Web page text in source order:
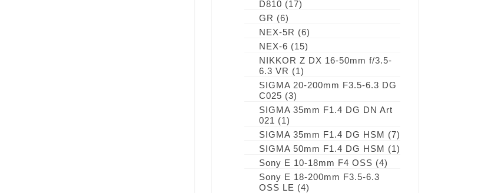
D810 (17)
GR (6)
NEX-5R (6)
NEX-6 (15)
NIKKOR Z DX 16-50mm f/3.5-
6.3 VR (1)
SIGMA 20-200mm F3.5-6.3 DG
C025 (3)
SIGMA 35mm F1.4 DG DN Art
021 (1)
SIGMA 35mm F1.4 DG HSM (7)
SIGMA 50mm F1.4 DG HSM (1)
Sony E 10-18mm F4 OSS (4)
Sony E 18-200mm F3.5-6.3
OSS LE (4)